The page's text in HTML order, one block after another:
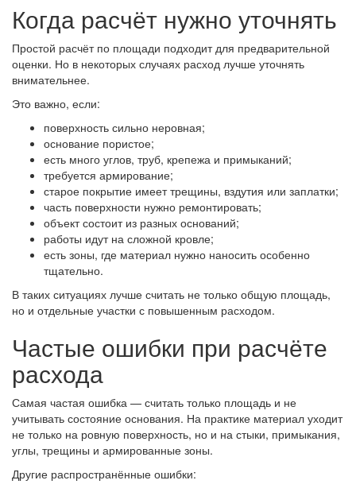
Когда расчёт нужно уточнять
Простой расчёт по площади подходит для предварительной
оценки. Но в некоторых случаях расход лучше уточнять
внимательнее.
Это важно, если:
поверхность сильно неровная;
основание пористое;
есть много углов, труб, крепежа и примыканий;
требуется армирование;
старое покрытие имеет трещины, вздутия или заплатки;
часть поверхности нужно ремонтировать;
объект состоит из разных оснований;
работы идут на сложной кровле;
есть зоны, где материал нужно наносить особенно
тщательно.
В таких ситуациях лучше считать не только общую площадь,
но и отдельные участки с повышенным расходом.
Частые ошибки при расчёте
расхода
Самая частая ошибка — считать только площадь и не
учитывать состояние основания. На практике материал уходит
не только на ровную поверхность, но и на стыки, примыкания,
углы, трещины и армированные зоны.
Другие распространённые ошибки: